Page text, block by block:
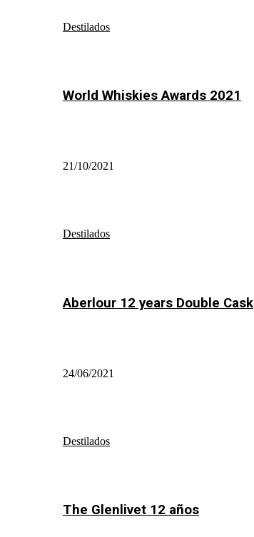
Destilados
World Whiskies Awards 2021
21/10/2021
Destilados
Aberlour 12 years Double Cask
24/06/2021
Destilados
The Glenlivet 12 años